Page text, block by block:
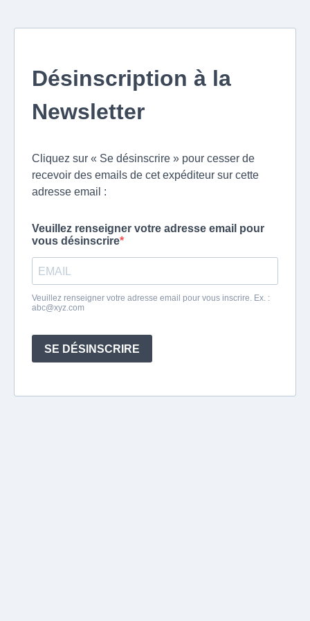
Désinscription à la
Newsletter
Cliquez sur « Se désinscrire » pour cesser de
recevoir des emails de cet expéditeur sur cette
adresse email :
Veuillez renseigner votre adresse email pour
vous désinscrire
Veuillez renseigner votre adresse email pour vous inscrire. Ex. :
abc@xyz.com
SE DÉSINSCRIRE